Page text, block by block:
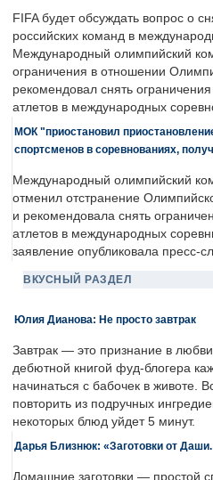
FIFA будет обсуждать вопрос о
российских команд в
Международный олимпийский
ограничения в отношении
рекомендовал снять
атлетов в международных
МОК "приостановил
спортсменов в соревнованиях,
Международный олимпийский
отменил отстранение
и рекомендовала снять
атлетов в международных
заявление опубликовала пресс-
ВКУСНЫЙ РАЗДЕЛ
Юлия Дианова: Не просто завтрак
Завтрак — это признание в
дебютной книгой фуд-блогера
начинаться с бабочек в животе.
повторить из подручных
некоторых блюд уйдет 5 минут.
Дарья Близнюк: «Заготовки от Даши.
Домашние заготовки — простой